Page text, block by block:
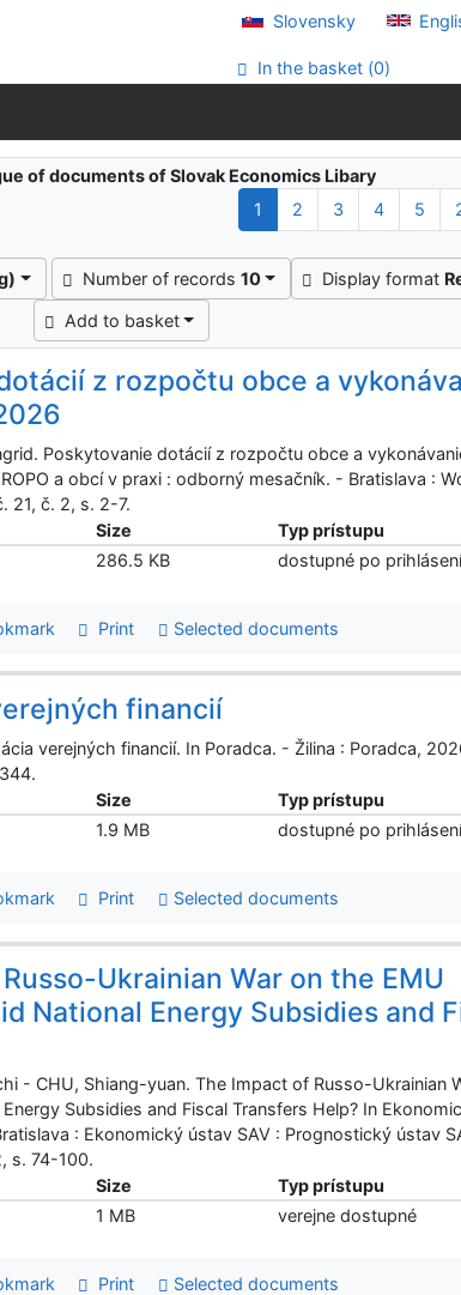
Slovensky
In the basket (0)
of documents of Slovak Economics Libary
1 2 3 4 5
Number of records 10 Display format
Add to basket
z rozpočtu obce a
Poskytovanie dotácií z rozpočtu obce a
a obcí v praxi : odborný mesačník. - Bratislava :
21, č. 2, s. 2-7.
Size
Typ prístupu
286.5 KB dostupné po
Print Selected documents
financií
verejných financií. In Poradca. - Žilina : Poradca,
Size
Typ prístupu
1.9 MB dostupné po
Print Selected documents
Ukrainian War on the EMU
National Energy Subsidies and
- CHU, Shiang-yuan. The Impact of Russo-Ukrainian
Subsidies and Fiscal Transfers Help? In
: Ekonomický ústav SAV : Prognostický ústav
s. 74-100.
Size
Typ prístupu
1 MB verejne dostupné
Print Selected documents